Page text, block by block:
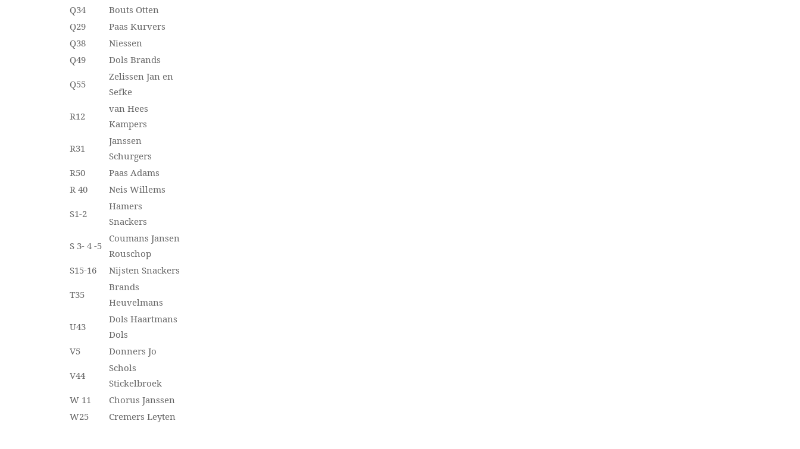
Q34
Bouts Otten
Q29
Paas Kurvers
Q38
Niessen
Q49
Dols Brands
Q55
Zelissen Jan en
Sefke
R12
van Hees
Kampers
R31
Janssen
Schurgers
R50
Paas Adams
R 40
Neis Willems
S1-2
Hamers
Snackers
S 3- 4 -5
Coumans Jansen
Rouschop
S15-16
Nijsten Snackers
T35
Brands
Heuvelmans
U43
Dols Haartmans
Dols
V5
Donners Jo
V44
Schols
Stickelbroek
W 11
Chorus Janssen
W25
Cremers Leyten